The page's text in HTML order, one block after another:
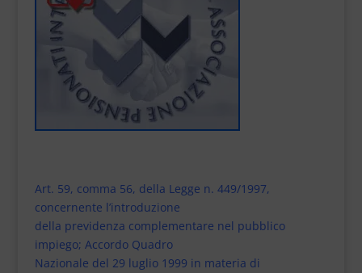
Art. 59, comma 56, della Legge n. 449/1997,
concernente l’introduzione
della previdenza complementare nel pubblico
impiego; Accordo Quadro
Nazionale del 29 luglio 1999 in materia di